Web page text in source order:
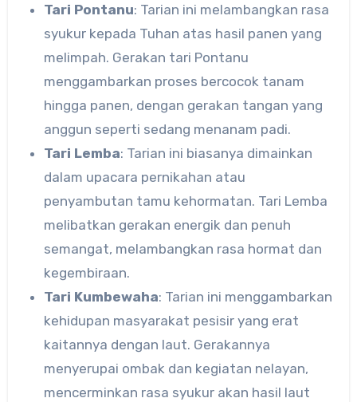
Tari Pontanu: Tarian ini melambangkan rasa
syukur kepada Tuhan atas hasil panen yang
melimpah. Gerakan tari Pontanu
menggambarkan proses bercocok tanam
hingga panen, dengan gerakan tangan yang
anggun seperti sedang menanam padi.
Tari Lemba: Tarian ini biasanya dimainkan
dalam upacara pernikahan atau
penyambutan tamu kehormatan. Tari Lemba
melibatkan gerakan energik dan penuh
semangat, melambangkan rasa hormat dan
kegembiraan.
Tari Kumbewaha: Tarian ini menggambarkan
kehidupan masyarakat pesisir yang erat
kaitannya dengan laut. Gerakannya
menyerupai ombak dan kegiatan nelayan,
mencerminkan rasa syukur akan hasil laut